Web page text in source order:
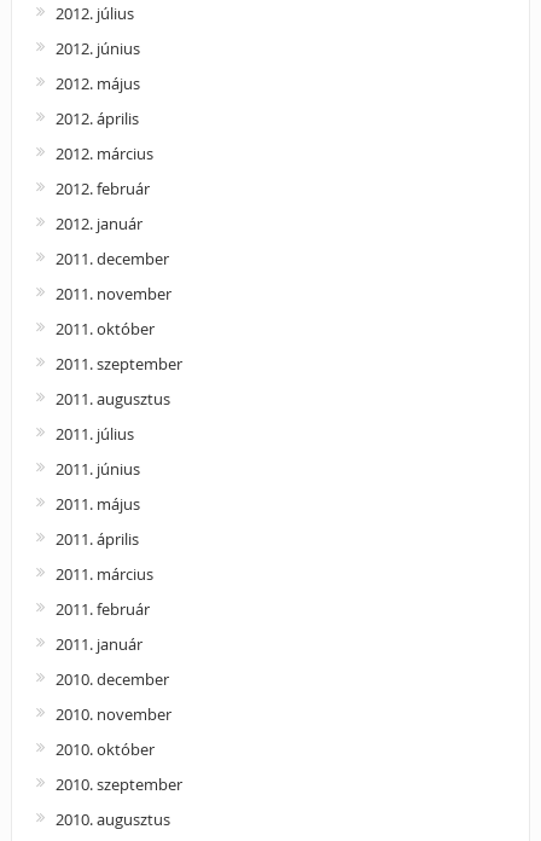
2012. július
2012. június
2012. május
2012. április
2012. március
2012. február
2012. január
2011. december
2011. november
2011. október
2011. szeptember
2011. augusztus
2011. július
2011. június
2011. május
2011. április
2011. március
2011. február
2011. január
2010. december
2010. november
2010. október
2010. szeptember
2010. augusztus